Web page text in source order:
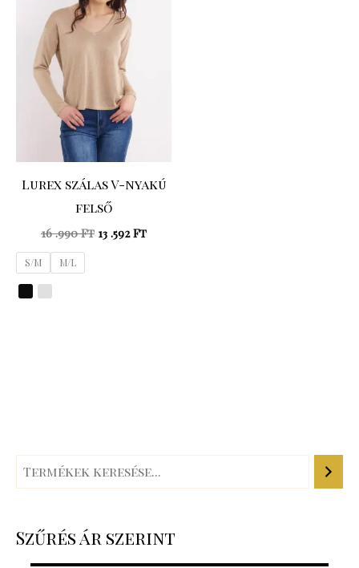
Szűrés ár szerint
Lurex szálas V-nyakú
felső
16 .990Ft
16
.990 Ft.
13 .592Ft
S/M M/L